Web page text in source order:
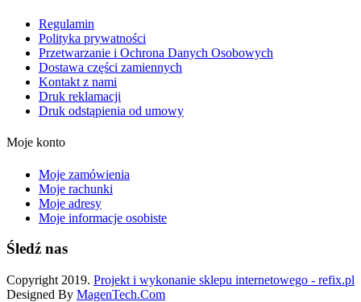
Regulamin
Polityka prywatności
Przetwarzanie i Ochrona Danych Osobowych
Dostawa części zamiennych
Kontakt z nami
Druk reklamacji
Druk odstąpienia od umowy
Moje konto
Moje zamówienia
Moje rachunki
Moje adresy
Moje informacje osobiste
Śledź nas
Copyright 2019. Projekt i wykonanie sklepu internetowego - refix.pl
Designed By MagenTech.Com